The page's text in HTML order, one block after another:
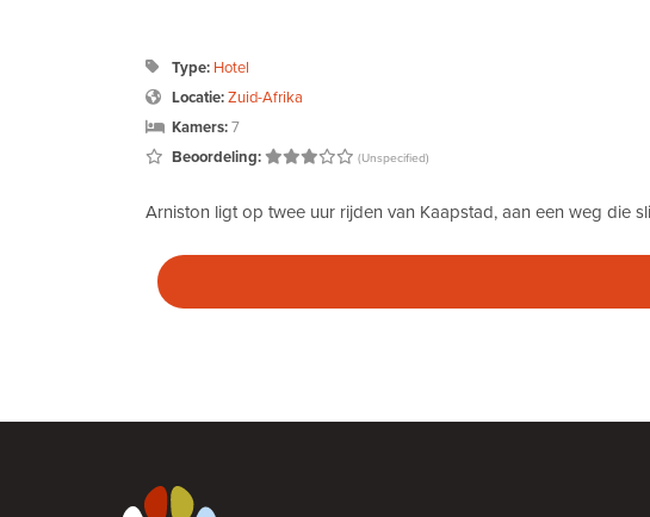
Type: Hotel
Locatie:Zuid-Afrika
Kamers:7
Beoordeling:
(Unspecified)
Arniston ligt op twee uur rijden van Kaapstad, aan een weg